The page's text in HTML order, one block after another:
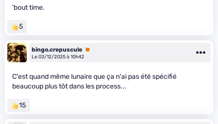
'bout time.
5
bingo.crepuscule Premium
Le 03/12/2025 à 10h42
C'est quand même lunaire que ça n'ai pas été spécifié
beaucoup plus tôt dans les process...
15